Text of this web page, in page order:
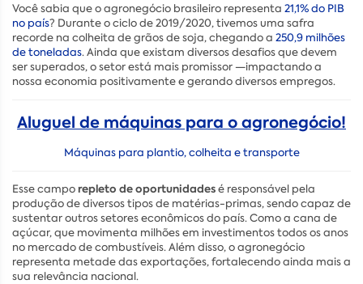
Você sabia que o agronegócio brasileiro representa 21,1% do PIB
no país? Durante o ciclo de 2019/2020, tivemos uma safra
recorde na colheita de grãos de soja, chegando a 250,9 milhões
de toneladas. Ainda que existam diversos desafios que devem
ser superados, o setor está mais promissor —impactando a
nossa economia positivamente e gerando diversos empregos.
Aluguel de máquinas para o agronegócio!
Máquinas para plantio, colheita e transporte
Esse camporepleto de oportunidadesé responsável pela
produção de diversos tipos de matérias-primas, sendo capaz de
sustentar outros setores econômicos do país. Como a cana de
açúcar, que movimenta milhões em investimentos todos os anos
no mercado de combustíveis. Além disso, o agronegócio
representa metade das exportações, fortalecendo ainda mais a
sua relevância nacional.